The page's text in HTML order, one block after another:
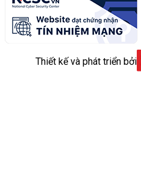
Thiết kế và phát triển bởi